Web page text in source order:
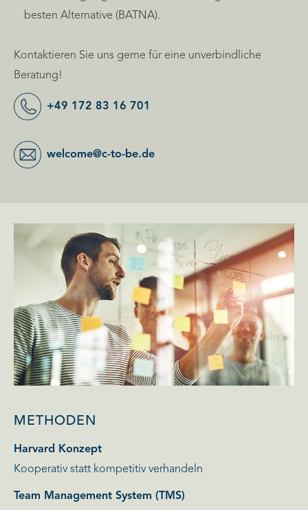
besten Alternative (BATNA).
Kontaktieren Sie uns gerne für eine unverbindliche
Beratung!
+49 172 83 16 701
welcome@c-to-be.de
METHODEN
Harvard Konzept
Kooperativ statt kompetitiv verhandeln
Team Management System (TMS)